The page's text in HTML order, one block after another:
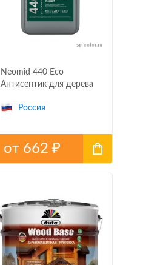
Neomid 440 Eco
Антисептик для дерева
Россия
от 662₽